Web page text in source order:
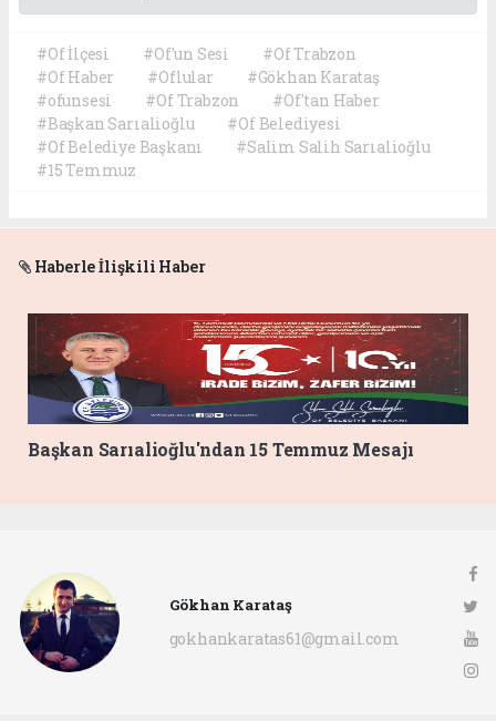
#Of İlçesi #Of'un Sesi
#Of Trabzon
#Of Haber
#Oflular
#Gökhan Karataş
#ofunsesi
#Of Trabzon
#Of'tan Haber
#Başkan Sarıalioğlu
#Of Belediyesi
#Of Belediye Başkanı
#Salim Salih Sarıalioğlu
#15 Temmuz
Haberle İlişkili Haber
Başkan Sarıalioğlu'ndan 15 Temmuz Mesajı
Gökhan Karataş
gokhankaratas61@gmail.com